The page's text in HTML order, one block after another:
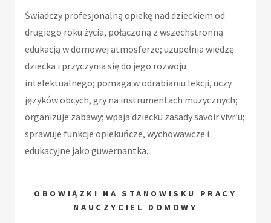
Świadczy profesjonalną opiekę nad dzieckiem od
drugiego roku życia, połączoną z wszechstronną
edukacją w domowej atmosferze; uzupełnia wiedzę
dziecka i przyczynia się do jego rozwoju
intelektualnego; pomaga w odrabianiu lekcji, uczy
języków obcych, gry na instrumentach muzycznych;
organizuje zabawy; wpaja dziecku zasady savoir vivr’u;
sprawuje funkcje opiekuńcze, wychowawcze i
edukacyjne jako guwernantka.
OBOWIĄZKI NA STANOWISKU PRACY
NAUCZYCIEL DOMOWY